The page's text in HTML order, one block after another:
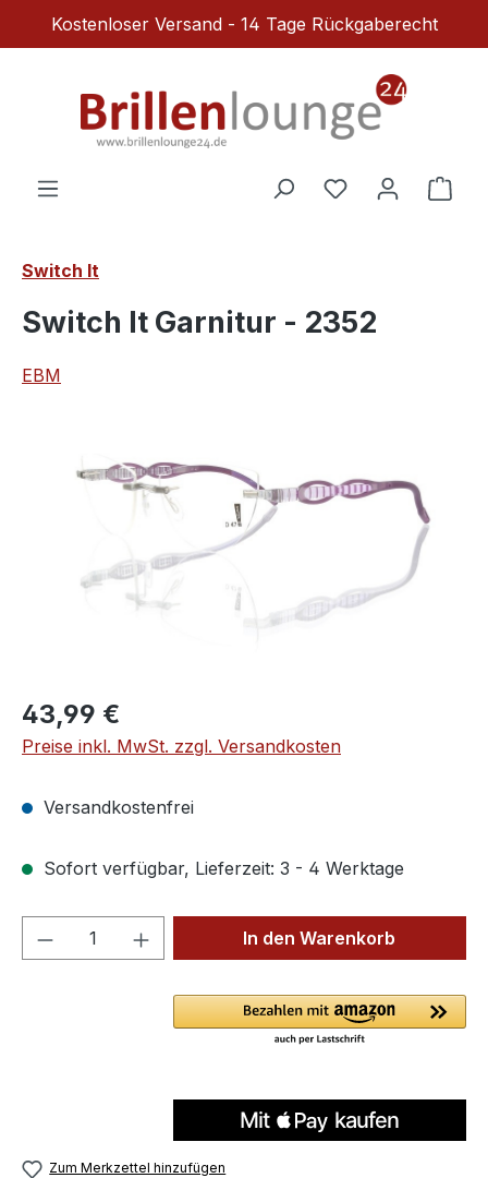
Zum Hauptinhalt springen
Kostenloser Versand - 14 Tage Rückgaberecht
Du hast 0
Switch It
Switch It Garnitur - 2352
EBM
Regulärer Preis:
43,99 €
Preise inkl. MwSt. zzgl. Versandkosten
Versandkostenfrei
Sofort verfügbar, Lieferzeit: 3 - 4 Werktage
Produkt Anzahl: Gib denIn den Warenkorb
Zum Merkzettel hinzufügen